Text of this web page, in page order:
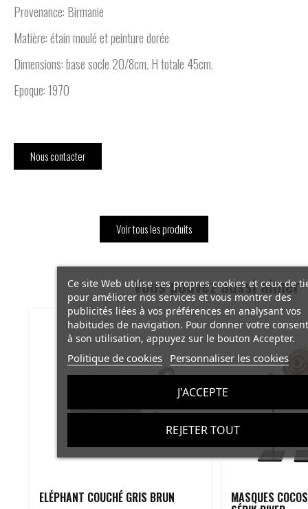
Provenance: Birmanie
Matière: étain moulé et peinture dorée
Dimensions: base socle 20/8cm. H totale 45cm.
Epoque: 1970
Nous contacter
Voir tous les produits
Vous pouvez aussi aimer
ELÉPHANT COUCHÉ GRIS BRUN MASQUES
Ce site Web utilise ses propres cookies et ceux de
pour améliorer nos services et vous montrer des
publicités liées à vos préférences en analysant vos
habitudes de navigation. Pour donner votre
à son utilisation, appuyez sur le bouton Accepter.
Politique de cookies Personnaliser les cookies
REJETER TOUT
J'ACCEPTE